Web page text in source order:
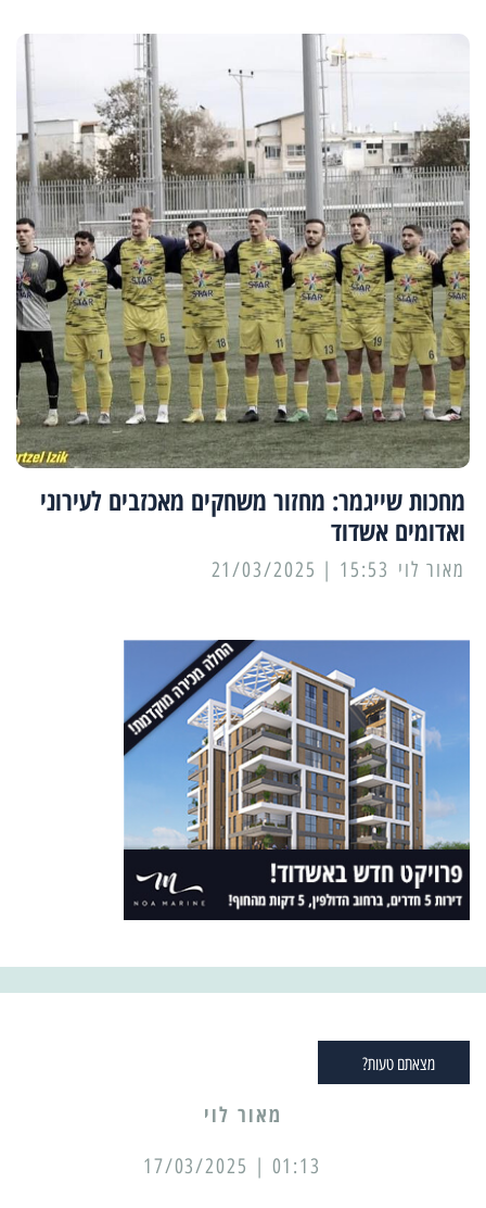
מחכות שייגמר: מחזור משחקים מאכזבים לעירוני
ואדומים אשדוד
מאור לוי 15:53 | 21/03/2025
מצאתם טעות?
מאור לוי
01:13 | 17/03/2025